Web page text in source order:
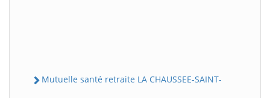
Mutuelle santé retraite LA CHAUSSEE-SAINT-